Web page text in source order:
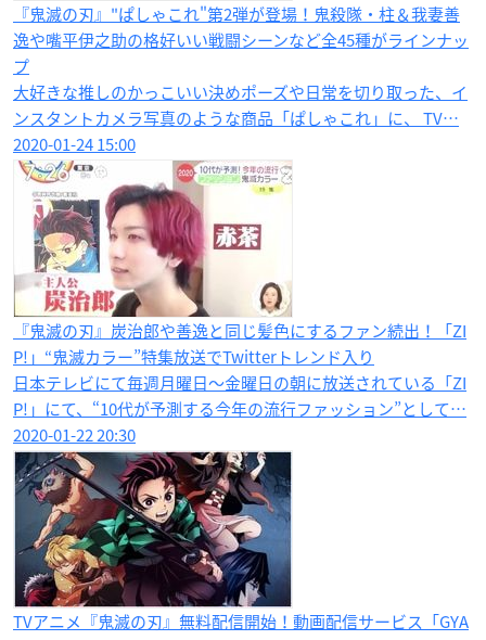
『鬼滅の刃』"ぱしゃこれ"第2弾が登場！鬼殺隊・柱＆我妻善
逸や嘴平伊之助の格好いい戦闘シーンなど全45種がラインナッ
プ
大好きな推しのかっこいい決めポーズや日常を切り取った、イ
ンスタントカメラ写真のような商品「ぱしゃこれ」に、 TV…
2020-01-24 15:00
『鬼滅の刃』炭治郎や善逸と同じ髪色にするファン続出！「ZI
P!」“鬼滅カラー”特集放送でTwitterトレンド入り
日本テレビにて毎週月曜日～金曜日の朝に放送されている「ZI
P!」にて、“10代が予測する今年の流行ファッション”として…
2020-01-22 20:30
TVアニメ『鬼滅の刃』無料配信開始！動画配信サービス「GYA